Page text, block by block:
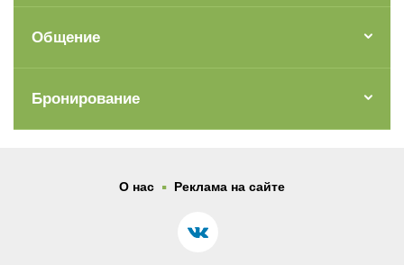
Общение
Бронирование
О нас . Реклама на сайте